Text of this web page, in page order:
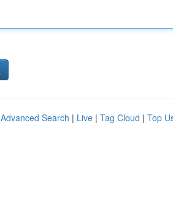
Advanced Search | Live | Tag Cloud | Top